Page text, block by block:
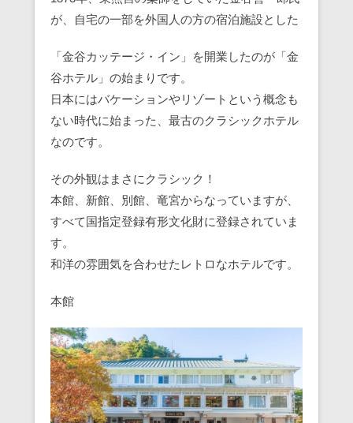
が、自宅の一部を外国人の方の宿泊施設とした
「金谷カッテージ・イン」を開業したのが「金
谷ホテル」の始まりです。
日本にはバケーションやリゾートという概念も
ない時代に始まった、最古のクラシックホテル
なのです。
その外観はまさにクラシック！
本館、新館、別館、竜宮からなっていますが、
すべて国指定登録有形文化財に登録されていま
す。
和洋の雰囲気を合わせたレトロなホテルです。
本館